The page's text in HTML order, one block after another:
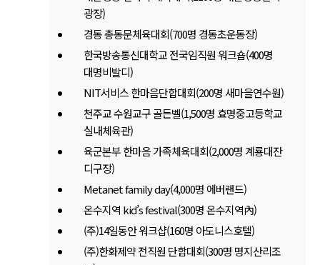
광장)
경동 총동문체육대회(700명 경동초운동장)
한국방송통신대학교 전국임직원 워크숍(400명
대명비발디)
NIT서비스 한마음단합대회(200명 새마을연수원)
천주교 수원교구 골든벨(1,500명 효명중고등학교
실내체육관)
육군본부 한마음 가족체육대회(2,000명 계룡대잔
디구장)
Metanet family day(4,000명 에버랜드)
온수지역 kid’s festival(300명 온수지역內)
(주)14일동안 워크샵(160명 아도니스호텔)
(주)한화제약 전직원 단합대회(300명 명지산리조